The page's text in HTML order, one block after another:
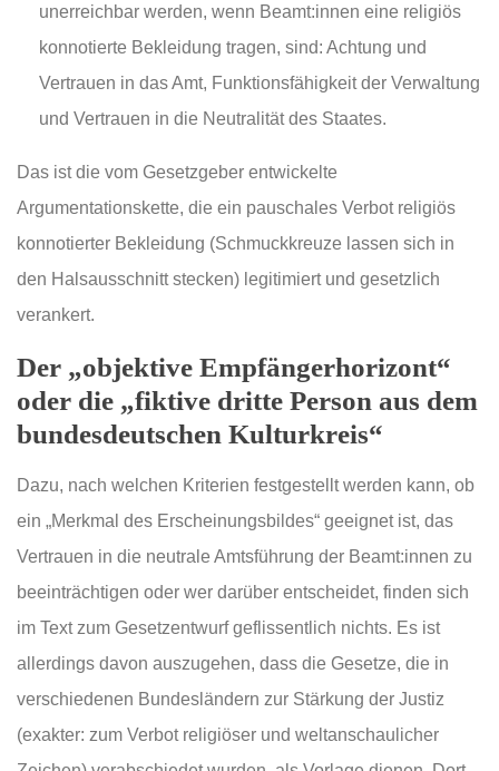
unerreichbar werden, wenn Beamt:innen eine religiös
konnotierte Bekleidung tragen, sind: Achtung und
Vertrauen in das Amt, Funktionsfähigkeit der Verwaltung
und Vertrauen in die Neutralität des Staates.
Das ist die vom Gesetzgeber entwickelte
Argumentationskette, die ein pauschales Verbot religiös
konnotierter Bekleidung (Schmuckkreuze lassen sich in
den Halsausschnitt stecken) legitimiert und gesetzlich
verankert.
Der „objektive Empfängerhorizont“
oder die „fiktive dritte Person aus dem
bundesdeutschen Kulturkreis“
Dazu, nach welchen Kriterien festgestellt werden kann, ob
ein „Merkmal des Erscheinungsbildes“ geeignet ist, das
Vertrauen in die neutrale Amtsführung der Beamt:innen zu
beeinträchtigen oder wer darüber entscheidet, finden sich
im Text zum Gesetzentwurf geflissentlich nichts. Es ist
allerdings davon auszugehen, dass die Gesetze, die in
verschiedenen Bundesländern zur Stärkung der Justiz
(exakter: zum Verbot religiöser und weltanschaulicher